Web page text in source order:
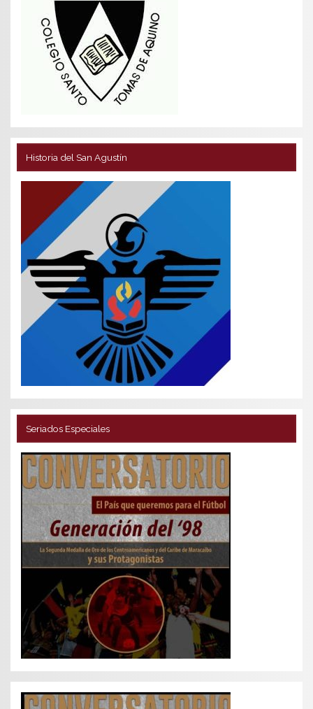
Historia del San Agustín
Seriados Especiales